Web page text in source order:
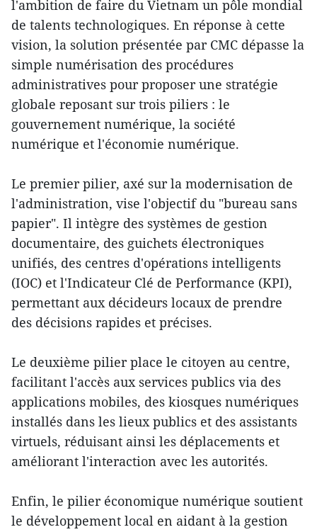
l'ambition de faire du Vietnam un pôle mondial
de talents technologiques. En réponse à cette
vision, la solution présentée par CMC dépasse la
simple numérisation des procédures
administratives pour proposer une stratégie
globale reposant sur trois piliers : le
gouvernement numérique, la société
numérique et l'économie numérique.
Le premier pilier, axé sur la modernisation de
l'administration, vise l'objectif du "bureau sans
papier". Il intègre des systèmes de gestion
documentaire, des guichets électroniques
unifiés, des centres d'opérations intelligents
(IOC) et l'Indicateur Clé de Performance (KPI),
permettant aux décideurs locaux de prendre
des décisions rapides et précises.
Le deuxième pilier place le citoyen au centre,
facilitant l'accès aux services publics via des
applications mobiles, des kiosques numériques
installés dans les lieux publics et des assistants
virtuels, réduisant ainsi les déplacements et
améliorant l'interaction avec les autorités.
Enfin, le pilier économique numérique soutient
le développement local en aidant à la gestion